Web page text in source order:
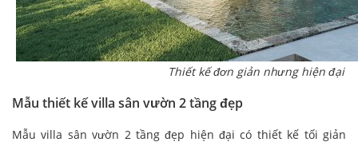
Thiết kế đơn giản nhưng hiện đại
Mẫu thiết kế villa sân vườn 2 tầng đẹp
Mẫu villa sân vườn 2 tầng đẹp hiện đại có thiết kế tối giản